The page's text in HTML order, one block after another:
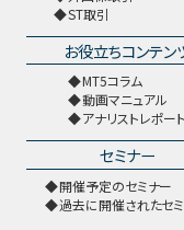
ST取引
お役立ちコンテン
MT5コラム
動画マニュアル
アナリストレポート
セミナー
開催予定のセミナー
過去に開催されたセ